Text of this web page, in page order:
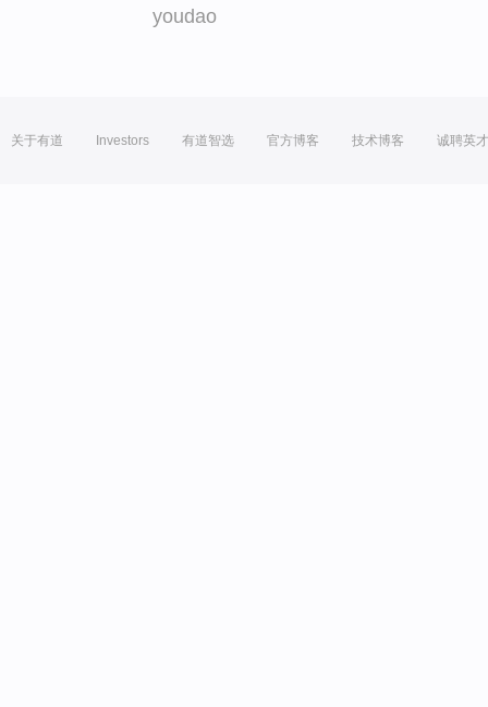
youdao
关于有道 Investors 有道智选 官方博客 技术博客 诚聘英才